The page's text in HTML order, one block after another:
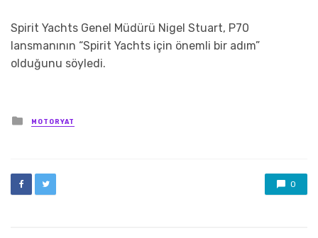
Spirit Yachts Genel Müdürü Nigel Stuart, P70
lansmanının “Spirit Yachts için önemli bir adım”
olduğunu söyledi.
Posted
in
MOTORYAT
0